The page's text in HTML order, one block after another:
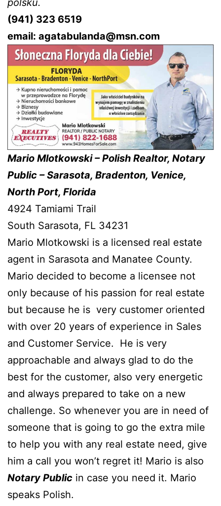
polsku.
(941) 323 6519
email: agatabulanda@msn.com
Mario Mlotkowski – Polish Realtor, Notary
Public – Sarasota, Bradenton, Venice,
North Port, Florida
4924 Tamiami Trail
South Sarasota, FL 34231
Mario Mlotkowski is a licensed real estate
agent in Sarasota and Manatee County.
Mario decided to become a licensee not
only because of his passion for real estate
but because he is very customer oriented
with over 20 years of experience in Sales
and Customer Service. He is very
approachable and always glad to do the
best for the customer, also very energetic
and always prepared to take on a new
challenge. So whenever you are in need of
someone that is going to go the extra mile
to help you with any real estate need, give
him a call you won’t regret it! Mario is also
Notary Public in case you need it. Mario
speaks Polish.